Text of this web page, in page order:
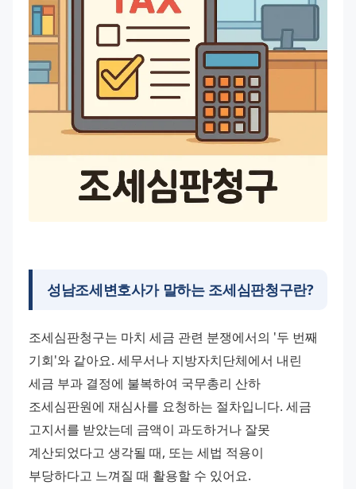
성남조세변호사가 말하는 조세심판청구란?
조세심판청구는 마치 세금 관련 분쟁에서의 '두 번째
기회'와 같아요. 세무서나 지방자치단체에서 내린
세금 부과 결정에 불복하여 국무총리 산하
조세심판원에 재심사를 요청하는 절차입니다. 세금
고지서를 받았는데 금액이 과도하거나 잘못
계산되었다고 생각될 때, 또는 세법 적용이
부당하다고 느껴질 때 활용할 수 있어요.